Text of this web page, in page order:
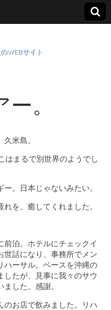
WEBサイト
。
米島。
はまるで別世界のようでし
。日本じゃないみたい。
を、癒してくれました。
前泊。ホテルにチェックイ
世話になり、事務所でメン
ハーサル。ベースを沖縄の
したが、見事に我々のサウ
した。感謝。
のお店で飲みました。リハ